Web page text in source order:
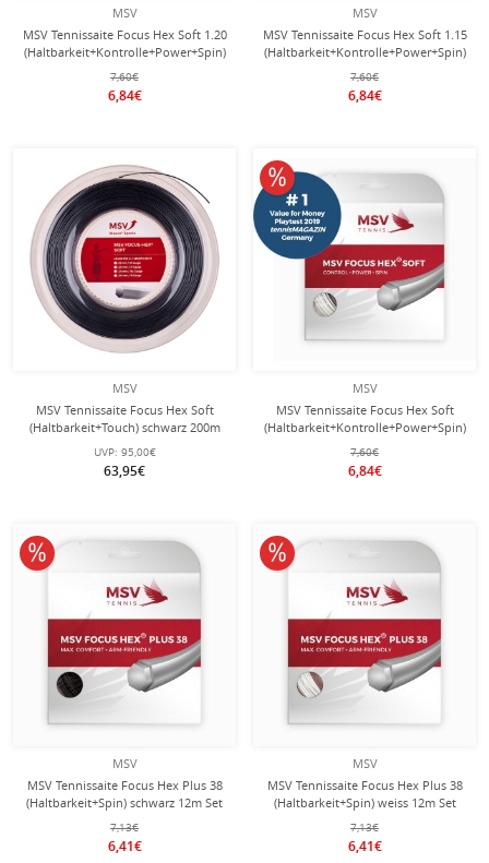
MSV
MSV Tennissaite Focus Hex Soft 1.20
(Haltbarkeit+Kontrolle+Power+Spin)
gelb 12m Set
7,60€
6,84€
MSV
MSV Tennissaite Focus Hex Soft 1.15
(Haltbarkeit+Kontrolle+Power+Spin)
hellblau 12m Set
7,60€
6,84€
MSV
MSV Tennissaite Focus Hex Soft
(Haltbarkeit+Touch) schwarz 200m
Rolle
UVP: 95,00€
63,95€
MSV
MSV Tennissaite Focus Hex Soft
(Haltbarkeit+Kontrolle+Power+Spin)
weiss 12m Set
7,60€
6,84€
10% reduziert
MSV
MSV Tennissaite Focus Hex Plus 38
(Haltbarkeit+Spin) schwarz 12m Set
7,13€
6,41€
10% reduziert
MSV
MSV Tennissaite Focus Hex Plus 38
(Haltbarkeit+Spin) weiss 12m Set
7,13€
6,41€
10% reduziert